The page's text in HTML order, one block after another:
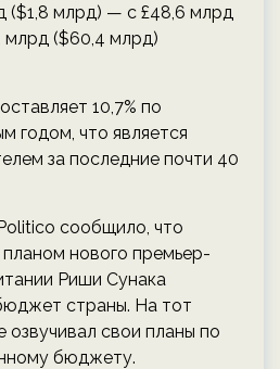
($1,8 млрд) — с £48,6 млрд
млрд ($60,4 млрд)
10,7% по
годом, что является
за последние почти 40
сообщило, что
нового премьер-
Риши Сунака
страны. На тот
свои планы по
бюджету.